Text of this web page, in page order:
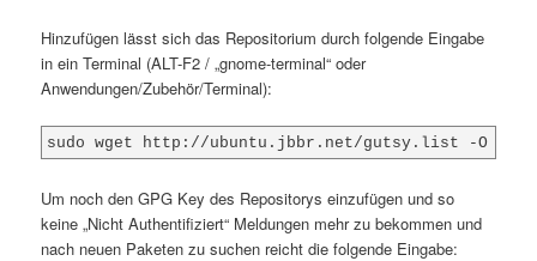
Hinzufügen lässt sich das Repositorium durch folgende Eingabe
in ein Terminal (ALT-F2 / „gnome-terminal“ oder
Anwendungen/Zubehör/Terminal):
sudo wget http://ubuntu.jbbr.net/gutsy.list -O /
Um noch den GPG Key des Repositorys einzufügen und so
keine „Nicht Authentifiziert“ Meldungen mehr zu bekommen und
nach neuen Paketen zu suchen reicht die folgende Eingabe: